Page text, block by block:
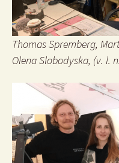
Thomas Spremberg,
Olena Slobodyska, (v. l.